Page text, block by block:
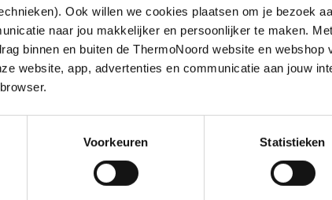
Ook willen we cookies plaatsen om je bezoek
naar jou makkelijker en persoonlijker te maken.
binnen en buiten de ThermoNoord website en
website, app, advertenties en communicatie aan jouw
Voorkeuren Statistieken
normale straal maximale
kranen warm/koud